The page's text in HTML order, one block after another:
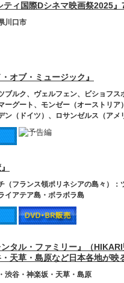
ティ国際Dシネマ映画祭2025
川口市
・オブ・ミュージック』
ブルク、ヴェルフェン、ビショフ
ーグート、モンゼー（オーストリ
ン（ドイツ）、ロサンゼルス（アメ
（フランス領ポリネシアの島々）
イアテア島・ボラボラ島
ンタル・ファミリー』（
天草・島原など日本各地が映
渋谷・神楽坂・天草・島原